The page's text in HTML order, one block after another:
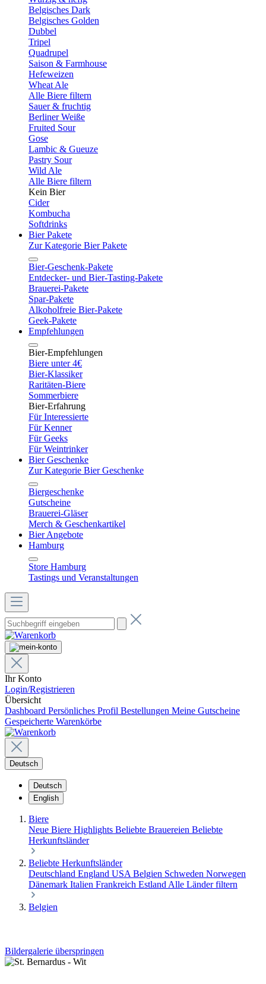
Belgisches Dark
Belgisches Golden
Dubbel
Tripel
Quadrupel
Saison & Farmhouse
Hefeweizen
Wheat Ale
Alle Biere filtern
Sauer & fruchtig
Berliner Weiße
Fruited Sour
Gose
Lambic & Gueuze
Pastry Sour
Wild Ale
Alle Biere filtern
Kein Bier
Cider
Kombucha
Softdrinks
Bier Pakete
Zur Kategorie Bier Pakete
Bier-Geschenk-Pakete
Entdecker- und Bier-Tasting-Pakete
Brauerei-Pakete
Spar-Pakete
Alkoholfreie Bier-Pakete
Geek-Pakete
Empfehlungen
Bier-Empfehlungen
Biere unter 4€
Bier-Klassiker
Raritäten-Biere
Sommerbiere
Bier-Erfahrung
Für Interessierte
Für Kenner
Für Geeks
Für Weintrinker
Bier Geschenke
Zur Kategorie Bier Geschenke
Biergeschenke
Gutscheine
Brauerei-Gläser
Merch & Geschenkartikel
Bier Angebote
Hamburg
Store Hamburg
Tastings und Veranstaltungen
Ihr Konto
Login/Registrieren
Übersicht
Dashboard Persönliches Profil Bestellungen Meine Gutscheine
Gespeicherte Warenkörbe
Deutsch
Deutsch
English
Biere
Neue Biere Highlights Beliebte Brauereien Beliebte
Herkunftsländer
Beliebte Herkunftsländer
Deutschland England USA Belgien Schweden Norwegen
Dänemark Italien Frankreich Estland Alle Länder filtern
Belgien
Bildergalerie überspringen